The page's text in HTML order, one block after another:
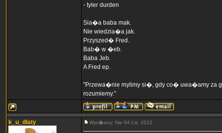
- tyler durden
Sia�a baba mak.
Nie wiedzia�a jak.
Przyszed� Fred.
Bab� w �eb.
Baba Jeb.
A Fred ep.
"Przewa�nie mylimy si�, gdy co� uwa�amy za
rozumiemy."
k_u_dlaty Wys�any: Nie 04 Lis, 2012